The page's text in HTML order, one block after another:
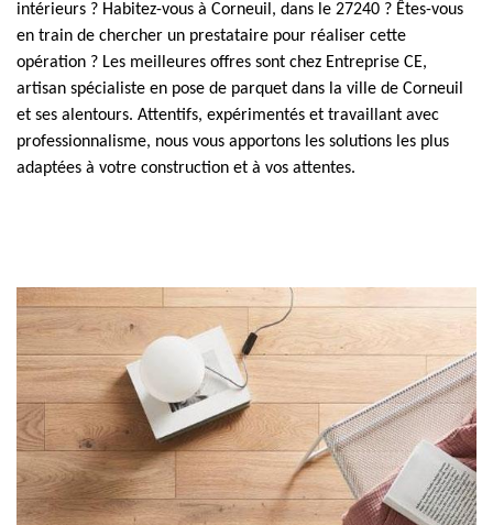
intérieurs ? Habitez-vous à Corneuil, dans le 27240 ? Êtes-vous
en train de chercher un prestataire pour réaliser cette
opération ? Les meilleures offres sont chez Entreprise CE,
artisan spécialiste en pose de parquet dans la ville de Corneuil
et ses alentours. Attentifs, expérimentés et travaillant avec
professionnalisme, nous vous apportons les solutions les plus
adaptées à votre construction et à vos attentes.